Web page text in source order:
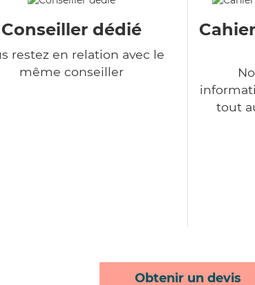
Conseiller dédié
restez en relation avec le
même conseiller
tout
Obtenir un devis